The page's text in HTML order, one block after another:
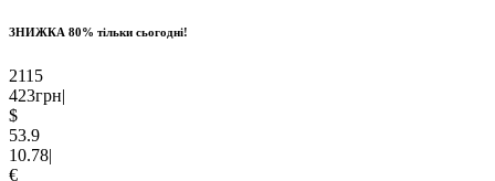
ЗНИЖКА 80% тільки сьогодні!
2115
423грн|
$
53.9
10.78|
€